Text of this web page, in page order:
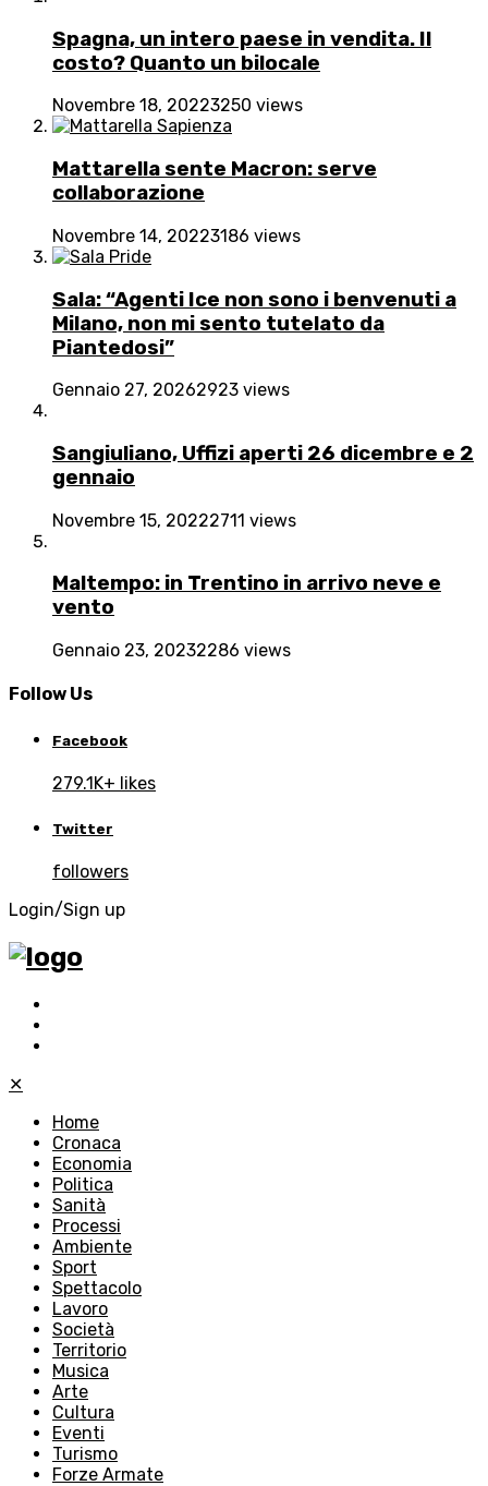
Spagna, un intero paese in vendita. Il
costo? Quanto un bilocale
Novembre 18, 20223250 views
Mattarella sente Macron: serve
collaborazione
Novembre 14, 20223186 views
Sala: “Agenti Ice non sono i benvenuti a
Milano, non mi sento tutelato da
Piantedosi”
Gennaio 27, 20262923 views
Sangiuliano, Uffizi aperti 26 dicembre e 2
gennaio
Novembre 15, 20222711 views
Maltempo: in Trentino in arrivo neve e
vento
Gennaio 23, 20232286 views
Follow Us
Facebook
279.1K+ likes
Twitter
followers
Login/Sign up
✕
Home
Cronaca
Economia
Politica
Sanità
Processi
Ambiente
Sport
Spettacolo
Lavoro
Società
Territorio
Musica
Arte
Cultura
Eventi
Turismo
Forze Armate